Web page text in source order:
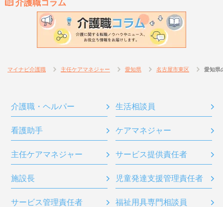
介護職コラム
マイナビ介護職 主任ケアマネジャー 愛知県 名古屋市東区 愛知県
介護職・ヘルパー 生活相談員
看護助手 ケアマネジャー
主任ケアマネジャー サービス提供責任者
施設長 児童発達支援管理責任者
サービス管理責任者 福祉用具専門相談員